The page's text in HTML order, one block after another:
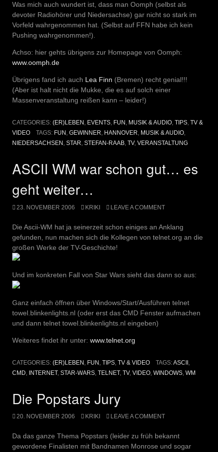
Was mich auch wundert ist, dass man Oomph (selbst als
devoter Radiohörer und Niedersachse) gar nicht so stark im
Vorfeld wahrgenommen hat. (Selbst auf FFN habe ich kein
Pushing wahrgenommen!).
Achso: hier gehts übrigens zur Homepage von Oomph:
www.oomph.de
Übrigens fand ich auch Lea Finn (Bremen) recht genial!!!
(Aber ist halt nicht die Mukke, die es auf solch einer
Massenveranstaltung reißen kann – leider!)
CATEGORIES: (ER)LEBEN , EVENTS, FUN , MUSIK & AUDIO, TIPS, TV &
VIDEO
TAGS: FUN , GEWINNER, HANNOVER, MUSIK & AUDIO,
NIEDERSACHSEN , STAR, STEFAN-RAAB, TV, VERANSTALTUNG
ASCII WM war schon gut… es
geht weiter…
23. NOVEMBER 2006 KRIKI LEAVE A COMMENT
Die Ascii-WM hat ja seinerzeit schon einiges an Anklang
gefunden, nun machen sich die Kollegen von telnet.org an die
großen Werke der TV-Geschichte!
Und im konkreten Fall von Star Wars sieht das dann so aus:
Ganz einfach öffnen über Windows/Start/Ausführen telnet
towel.blinkenlights.nl (oder erst das CMD Fenster aufmachen
und dann telnet towel.blinkenlights.nl eingeben)
Weiteres findet ihr unter: www.telnet.org
CATEGORIES: (ER)LEBEN , FUN , TIPS, TV & VIDEO TAGS:ASCII ,
CMD, INTERNET, STAR-WARS, TELNET, TV, VIDEO, WINDOWS, WM
Die Popstars Jury
20. NOVEMBER 2006 KRIKI LEAVE A COMMENT
Da das ganze Thema Popstars (leider zu früh bekannt
gewordene Finalisten mit Bandnamen Monrose und sogar